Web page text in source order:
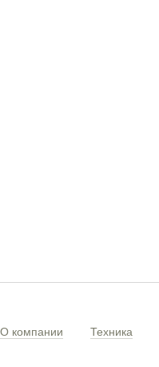
О компании Техника